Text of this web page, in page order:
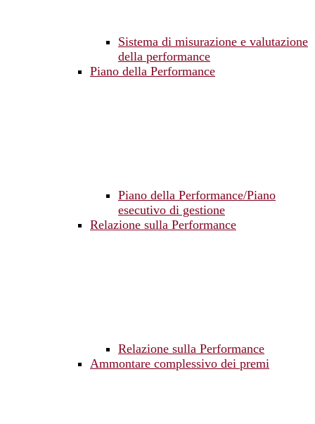
Sistema di misurazione e valutazione
della performance
Piano della Performance
Piano della Performance/Piano
esecutivo di gestione
Relazione sulla Performance
Relazione sulla Performance
Ammontare complessivo dei premi